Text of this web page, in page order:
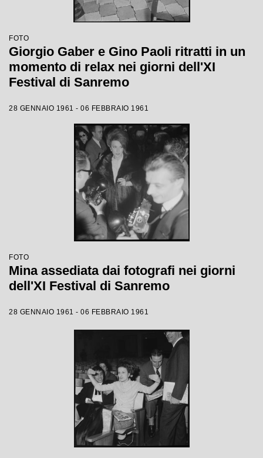
FOTO
Giorgio Gaber e Gino Paoli ritratti in un
momento di relax nei giorni dell'XI
Festival di Sanremo
28 GENNAIO 1961 - 06 FEBBRAIO 1961
FOTO
Mina assediata dai fotografi nei giorni
dell'XI Festival di Sanremo
28 GENNAIO 1961 - 06 FEBBRAIO 1961